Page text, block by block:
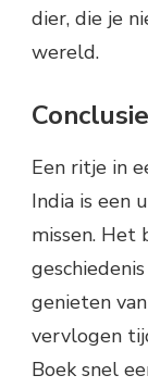
dier, die je
wereld.
Conclusie
Een ritje in
India is een
missen. Het
genieten
vervlogen
Boek snel